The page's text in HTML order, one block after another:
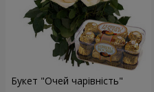
Букет "Очей чарівність"